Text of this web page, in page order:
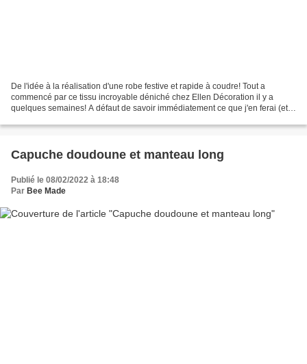
De l'idée à la réalisation d'une robe festive et rapide à coudre! Tout a
commencé par ce tissu incroyable déniché chez Ellen Décoration il y a
quelques semaines! A défaut de savoir immédiatement ce que j'en ferai (et
Capuche doudoune et manteau long
Publié le 08/02/2022 à 18:48
Par Bee Made